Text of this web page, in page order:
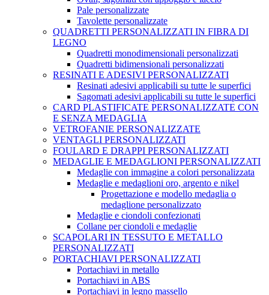
Pale personalizzate
Tavolette personalizzate
QUADRETTI PERSONALIZZATI IN FIBRA DI
LEGNO
Quadretti monodimensionali personalizzati
Quadretti bidimensionali personalizzati
RESINATI E ADESIVI PERSONALIZZATI
Resinati adesivi applicabili su tutte le superfici
Sagomati adesivi applicabili su tutte le superfici
CARD PLASTIFICATE PERSONALIZZATE CON
E SENZA MEDAGLIA
VETROFANIE PERSONALIZZATE
VENTAGLI PERSONALIZZATI
FOULARD E DRAPPI PERSONALIZZATI
MEDAGLIE E MEDAGLIONI PERSONALIZZATI
Medaglie con immagine a colori personalizzata
Medaglie e medaglioni oro, argento e nikel
Progettazione e modello medaglia o
medaglione personalizzato
Medaglie e ciondoli confezionati
Collane per ciondoli e medaglie
SCAPOLARI IN TESSUTO E METALLO
PERSONALIZZATI
PORTACHIAVI PERSONALIZZATI
Portachiavi in metallo
Portachiavi in ABS
Portachiavi in legno massello